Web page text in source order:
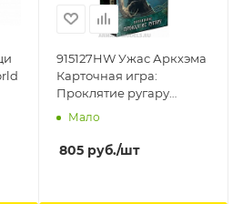
915127HW Ужас Аркхэма
Карточная игра:
Проклятие ругару
Hobby World
Мало
805 руб./шт